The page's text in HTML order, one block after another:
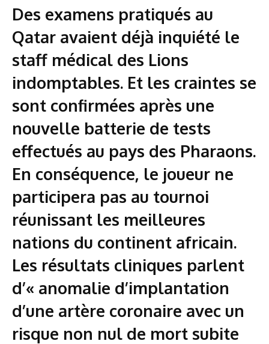
Des examens pratiqués au
Qatar avaient déjà inquiété le
staff médical des Lions
indomptables. Et les craintes se
sont confirmées après une
nouvelle batterie de tests
effectués au pays des Pharaons.
En conséquence, le joueur ne
participera pas au tournoi
réunissant les meilleures
nations du continent africain.
Les résultats cliniques parlent
d’« anomalie d’implantation
d’une artère coronaire avec un
risque non nul de mort subite